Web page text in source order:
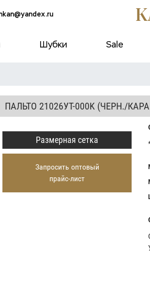
Шубки Sale
ПАЛЬТО 21026УТ-000K (ЧЕРН./
Размерная сетка
Запросить оптовый
прайс-лист